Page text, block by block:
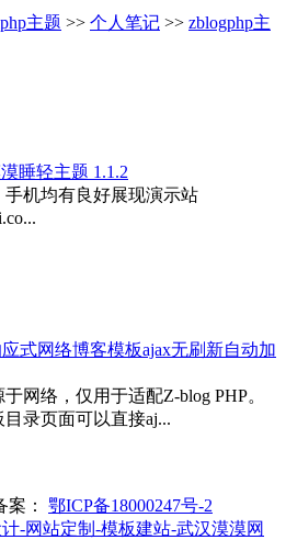
主题 >> 个人笔记 >> zblogphp主
睡轻主题 1.1.2
机均有良好展现演示站
式网络博客模板ajax无刷新自动加
网络，仅用于适配Z-blog PHP。
录页面可以直接aj...
案：
鄂ICP备18000247号-2
-网站定制-模板建站-武汉漠漠网